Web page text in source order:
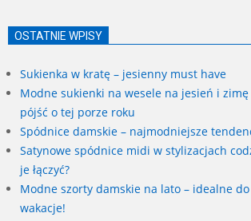
OSTATNIE WPISY
Sukienka w kratę – jesienny must have
Modne sukienki na wesele na jesień i zimę
pójść o tej porze roku
Spódnice damskie – najmodniejsze
Satynowe spódnice midi w stylizacjach
je łączyć?
Modne szorty damskie na lato – idealne
wakacje!